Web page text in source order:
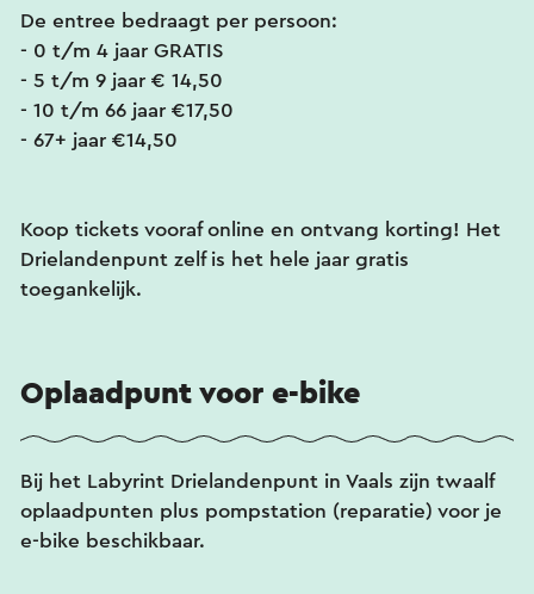
De entree bedraagt per persoon:
- 0 t/m 4 jaar GRATIS
- 5 t/m 9 jaar € 14,50
- 10 t/m 66 jaar €17,50
- 67+ jaar €14,50
Koop tickets vooraf online en ontvang korting! Het
Drielandenpunt zelf is het hele jaar gratis
toegankelijk.
Oplaadpunt voor e-bike
Bij het Labyrint Drielandenpunt in Vaals zijn twaalf
oplaadpunten plus pompstation (reparatie) voor je
e-bike beschikbaar.